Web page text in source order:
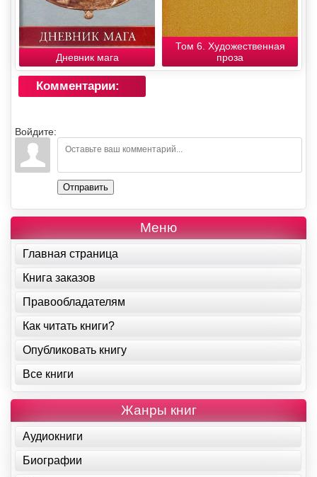
Дневник мага
Том 6. Художественная
проза
Комментарии:
Войдите:
Отправить
Меню
Главная страница
Книга заказов
Правообладателям
Как читать книги?
Опубликовать книгу
Все книги
Жанры книг
Аудиокниги
Биографии